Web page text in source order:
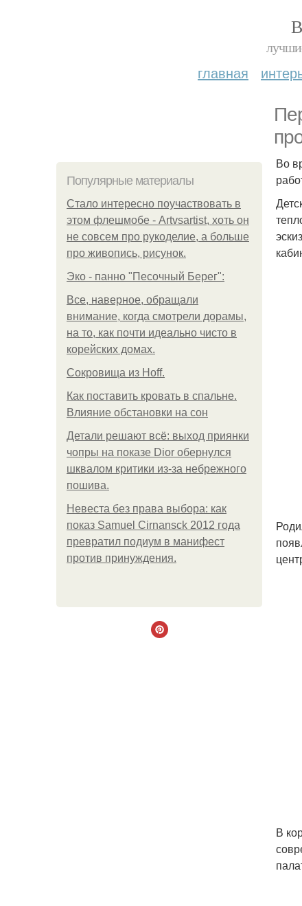
главная
Популярные материалы
Стало интересно поучаствовать в
этом флешмобе - Artvsartist, хоть он
не совсем про рукоделие, а больше
про живопись, рисунок.
Эко - панно "Песочный Берег":
Все, наверное, обращали
внимание, когда смотрели дорамы,
на то, как почти идеально чисто в
корейских домах.
Сокровища из Hoff.
Как поставить кровать в спальне.
Влияние обстановки на сон
Детали решают всё: выход приянки
чопры на показе Dior обернулся
шквалом критики из-за небрежного
пошива.
Невеста без права выбора: как
показ Samuel Cirnansck 2012 года
превратил подиум в манифест
против принуждения.
Во
В